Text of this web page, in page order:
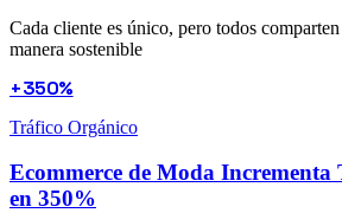
Cada cliente es único, pero todos
manera sostenible
+350%
Tráfico Orgánico
Ecommerce de Moda
en 350%